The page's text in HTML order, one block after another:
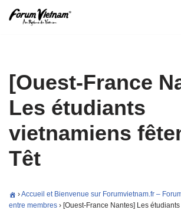
[Ouest-France
Les étudiants
vietnamiens
Têt
›Accueil et Bienvenue sur Forumvietnam.fr –
entre membres › [Ouest-France Nantes] Les